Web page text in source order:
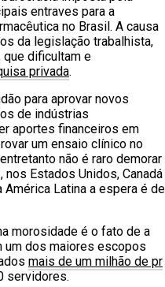
entraves para a
no Brasil. A causa
da legislação trabalhista,
que dificultam e
privada.
para aprovar novos
de indústrias
aportes financeiros em
um ensaio clínico no
não é raro demorar
Estados Unidos, Canadá
Latina a espera é de
morosidade é o fato de a
um dos maiores escopos
mais de um milhão de pr
servidores.